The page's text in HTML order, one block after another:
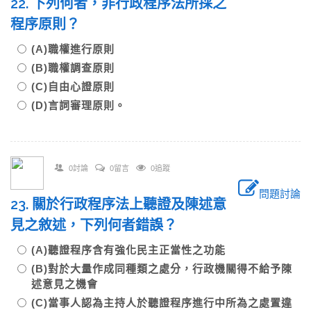
22. 下列何者，非行政程序法所採之
程序原則？
(A)職權進行原則
(B)職權調查原則
(C)自由心證原則
(D)言詞審理原則。
0討論 0留言 0追蹤
問題討論
23. 關於行政程序法上聽證及陳述意
見之敘述，下列何者錯誤？
(A)聽證程序含有強化民主正當性之功能
(B)對於大量作成同種類之處分，行政機關得不給予陳
述意見之機會
(C)當事人認為主持人於聽證程序進行中所為之處置違